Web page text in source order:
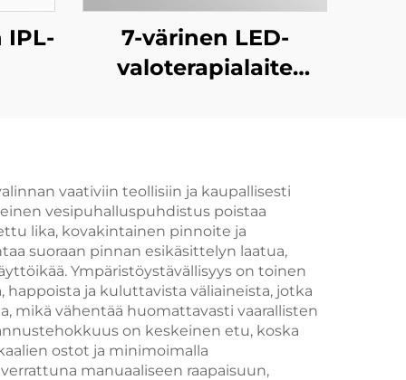
IPL-
ja
7-värinen LED-
valoterapialaite
parantamiseen ja
vaalentamiseen
ammattimaiseen
käyttöön
vaativiin teollisiin ja kaupallisesti
vesipuhalluspuhdistus poistaa
lika, kovakintainen pinnoite ja
suoraan pinnan esikäsittelyn laatua,
Ympäristöystävällisyys on toinen
ja kuluttavista väliaineista, jotka
mikä vähentää huomattavasti vaarallisten
on keskeinen etu, koska
ostot ja minimoimalla
manuaaliseen raapaisuun,